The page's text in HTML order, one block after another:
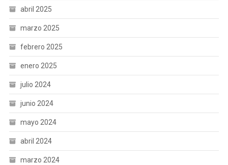
abril 2025
marzo 2025
febrero 2025
enero 2025
julio 2024
junio 2024
mayo 2024
abril 2024
marzo 2024